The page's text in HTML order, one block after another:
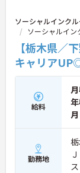
ソーシャルインク
ソーシャルイン
【栃木県／
キャリア
給料
月
勤務地